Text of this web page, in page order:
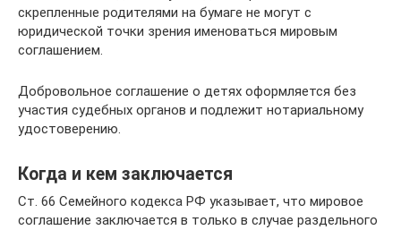
скрепленные родителями на бумаге не могут с
юридической точки зрения именоваться мировым
соглашением.
Добровольное соглашение о детях оформляется без
участия судебных органов и подлежит нотариальному
удостоверению.
Когда и кем заключается
Ст. 66 Семейного кодекса РФ указывает, что мировое
соглашение заключается в только в случае раздельного